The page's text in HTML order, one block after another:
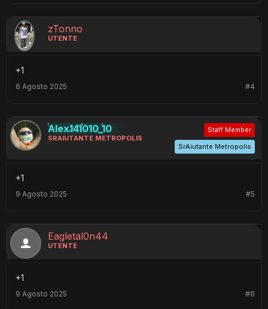
zTonno
UTENTE
+1
#4
6 Agosto 2025
Alex141010_10
SRAIUTANTE METROPOLIS
Staff Member
SrAiutante Metropolis
+1
#5
9 Agosto 2025
Eagletal0n44
UTENTE
+1
#6
9 Agosto 2025